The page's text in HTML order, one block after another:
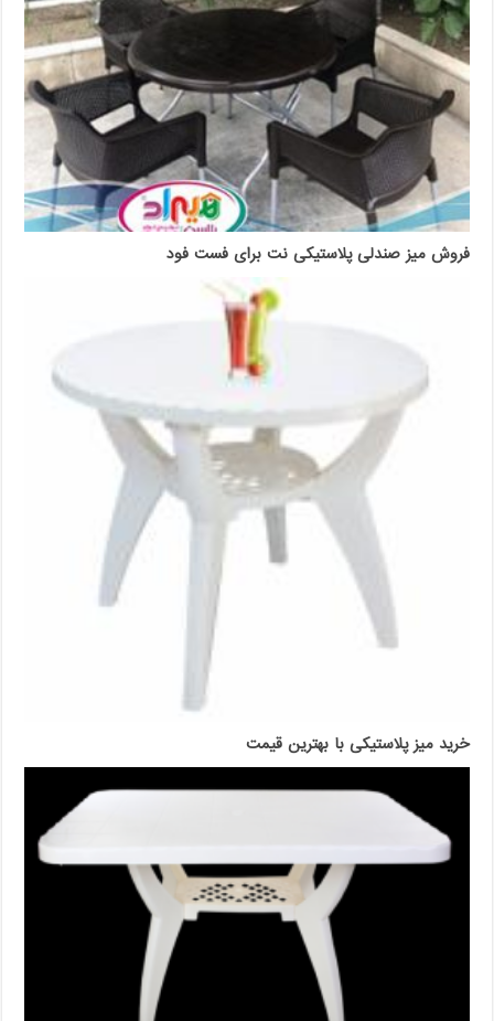
فروش میز صندلی پلاستیکی نت برای فست فود
خرید میز پلاستیکی با بهترین قیمت